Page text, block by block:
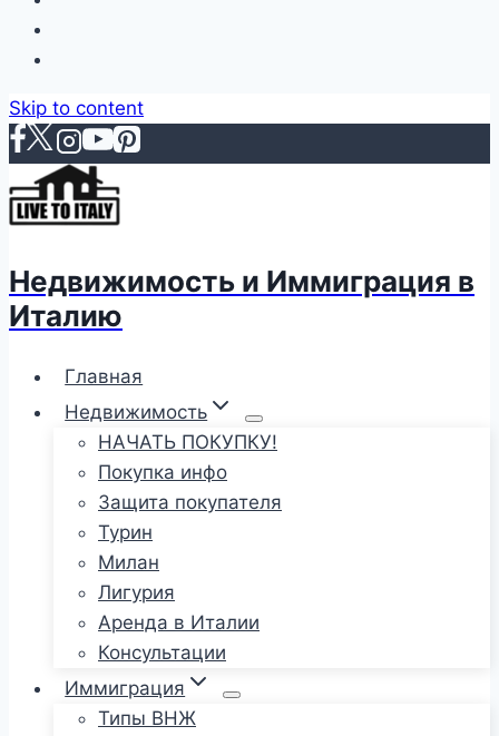
Skip to content
Недвижимость и Иммиграция в
Италию
Главная
Недвижимость
НАЧАТЬ ПОКУПКУ!
Покупка инфо
Защита покупателя
Турин
Милан
Лигурия
Аренда в Италии
Консультации
Иммиграция
Типы ВНЖ